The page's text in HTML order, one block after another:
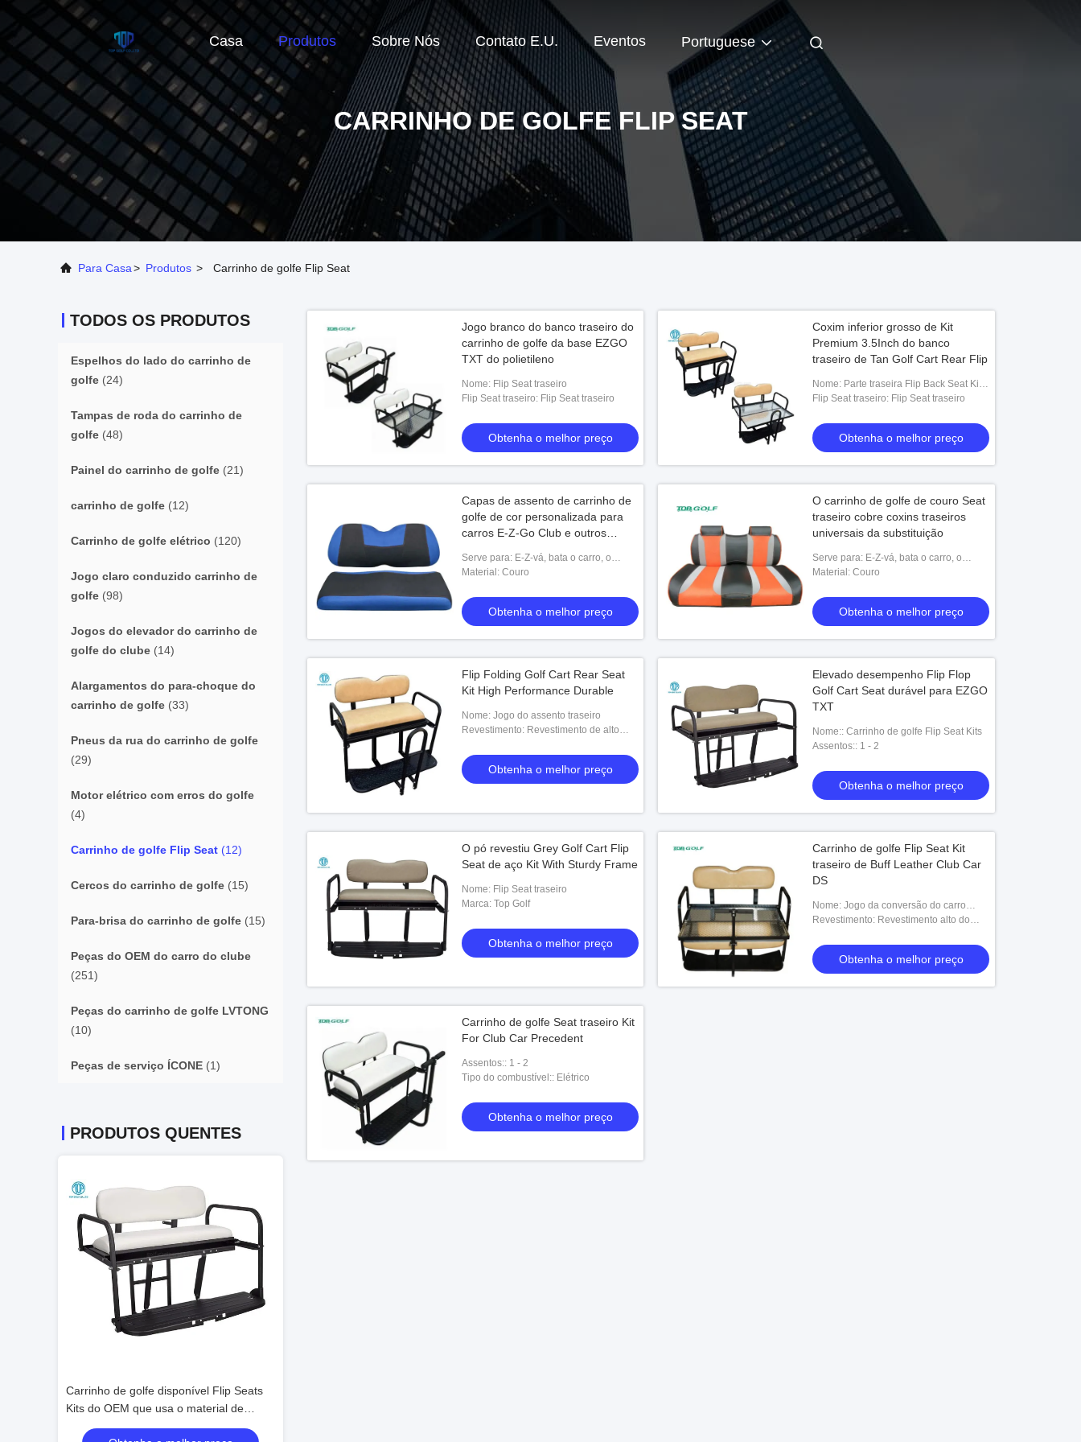
Casa Produtos Sobre Nós Contato E.U. Eventos Portuguese
CARRINHO DE GOLFE FLIP SEAT
Para Casa> Produtos > Carrinho de golfe Flip Seat
TODOS OS PRODUTOS
Espelhos do lado do carrinho de
golfe (24)
Tampas de roda do carrinho de
golfe (48)
Painel do carrinho de golfe (21)
carrinho de golfe (12)
Carrinho de golfe elétrico (120)
Jogo claro conduzido carrinho de
golfe (98)
Jogos do elevador do carrinho de
golfe do clube (14)
Alargamentos do para-choque do
carrinho de golfe (33)
Pneus da rua do carrinho de golfe
(29)
Motor elétrico com erros do golfe
(4)
Carrinho de golfe Flip Seat (12)
Cercos do carrinho de golfe (15)
Para-brisa do carrinho de golfe (15)
Peças do OEM do carro do clube
(251)
Peças do carrinho de golfe LVTONG
(10)
Peças de serviço ÍCONE (1)
PRODUTOS QUENTES
Carrinho de golfe Ezgo Flip Flop Rear
Seat For RXV, Flip Folding Rear Seat Kit
Jogo branco do banco traseiro do
carrinho de golfe da base EZGO
TXT do polietileno
Nome: Flip Seat traseiro
Flip Seat traseiro: Flip Seat traseiro
Obtenha o melhor preço
Coxim inferior grosso de Kit
Premium 3.5Inch do banco
traseiro de Tan Golf Cart Rear Flip
Nome: Parte traseira Flip Back Seat Kit
do carrinho de golfe
Flip Seat traseiro: Flip Seat traseiro
Obtenha o melhor preço
Capas de assento de carrinho de
golfe de cor personalizada para
carros E-Z-Go Club e outros
Serve para: E-Z-vá, bata o carro, o
YAMAHA e o outro carro elétrico
Material: Couro
Obtenha o melhor preço
O carrinho de golfe de couro Seat
traseiro cobre coxins traseiros
universais da substituição
Serve para: E-Z-vá, bata o carro, o
YAMAHA e o outro carro elétrico
Material: Couro
Obtenha o melhor preço
Flip Folding Golf Cart Rear Seat
Kit High Performance Durable
Nome: Jogo do assento traseiro
Revestimento: Revestimento de alto
Obtenha o melhor preço
Elevado desempenho Flip Flop
Golf Cart Seat durável para EZGO
TXT
Nome:: Carrinho de golfe Flip Seat Kits
Assentos:: 1 - 2
Obtenha o melhor preço
O pó revestiu Grey Golf Cart Flip
Seat de aço Kit With Sturdy Frame
Nome: Flip Seat traseiro
Marca: Top Golf
Obtenha o melhor preço
Carrinho de golfe Flip Seat Kit
traseiro de Buff Leather Club Car
DS
Nome: Jogo da conversão do carro
elétrico
Revestimento: Revestimento alto do
Obtenha o melhor preço
Carrinho de golfe Seat traseiro Kit
For Club Car Precedent
Assentos:: 1 - 2
Tipo do combustível:: Elétrico
Obtenha o melhor preço